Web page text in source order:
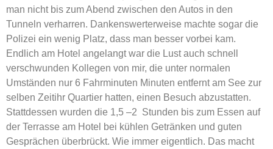
man nicht bis zum Abend zwischen den Autos in den
Tunneln verharren. Dankenswerterweise machte sogar die
Polizei ein wenig Platz, dass man besser vorbei kam.
Endlich am Hotel angelangt war die Lust auch schnell
verschwunden Kollegen von mir, die unter normalen
Umständen nur 6 Fahrminuten Minuten entfernt am See zur
selben Zeitihr Quartier hatten, einen Besuch abzustatten.
Stattdessen wurden die 1,5 –2 Stunden bis zum Essen auf
der Terrasse am Hotel bei kühlen Getränken und guten
Gesprächen überbrückt. Wie immer eigentlich. Das macht